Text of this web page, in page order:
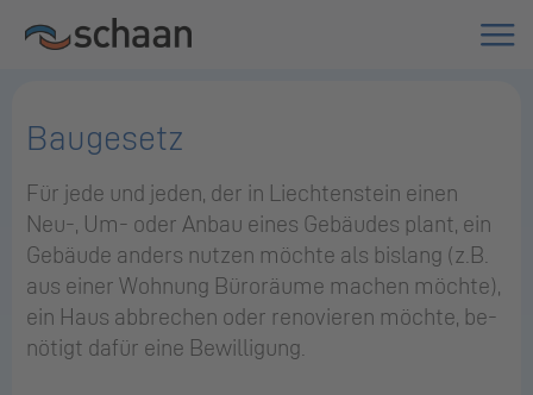
Baugesetz
Für jede und jeden, der in Liech­ten­stein einen
Neu-, Um- oder Anbau eines Ge­bäu­des plant, ein
Ge­bäu­de an­ders nut­zen möch­te als bis­lang (z.B.
aus einer Woh­nung Bü­ro­räu­me ma­chen möch­te),
ein Haus ab­bre­chen oder re­no­vie­ren möch­te, be­
nö­tigt dafür eine Be­wil­li­gung.